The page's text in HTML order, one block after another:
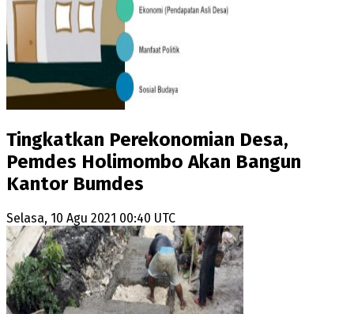
Tingkatkan Perekonomian Desa,
Pemdes Holimombo Akan Bangun
Kantor Bumdes
Selasa, 10 Agu 2021 00:40 UTC